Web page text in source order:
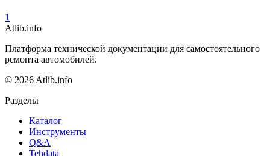
1
Atlib.info
Платформа технической документации для самостоятельного
ремонта автомобилей.
© 2026 Atlib.info
Разделы
Каталог
Инструменты
Q&A
Tehdata